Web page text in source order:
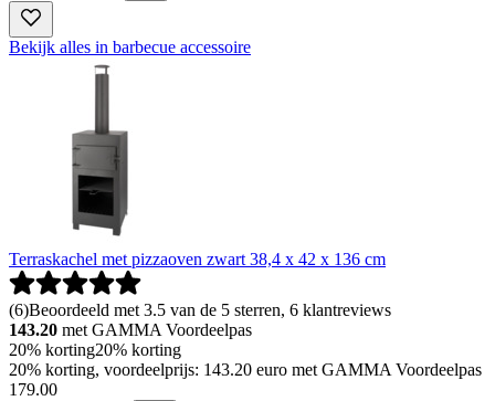
Bekijk alles in barbecue accessoire
Terraskachel met pizzaoven zwart 38,4 x 42 x 136 cm
(6)Beoordeeld met 3.5 van de 5 sterren, 6 klantreviews
143.20 met GAMMA Voordeelpas
20% korting20% korting
20% korting, voordeelprijs: 143.20 euro met GAMMA Voordeelpas
179.00